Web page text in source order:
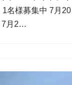
1名様募集中 7月20
7月2…